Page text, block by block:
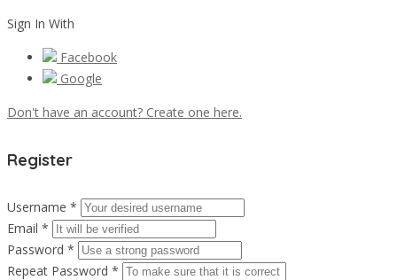
Sign In With
Facebook
Google
Don't have an account? Create one here.
Register
Username *
Email *
Password *
Repeat Password *